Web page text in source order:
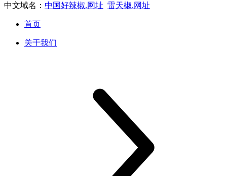
中文域名： 中国好辣椒.网址 雷天椒.网址
首页
关于我们